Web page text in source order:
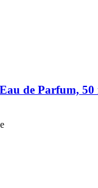
de Parfum, 50